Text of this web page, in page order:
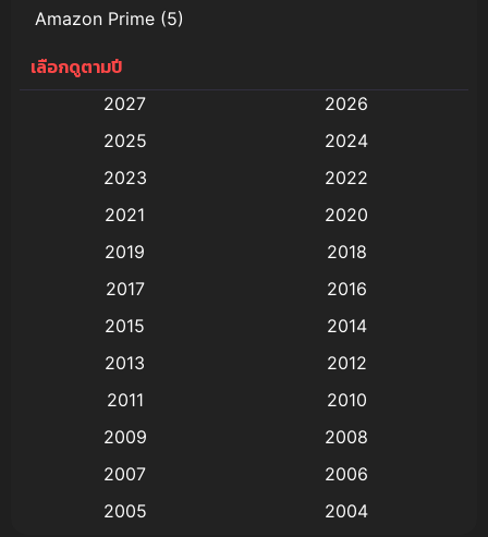
Amazon Prime (5)
Anal (ประตูหลัง)
Animation การ์ตูน
Animation อนิเมะ
Animation แอนิเมชัน
(9)
Big tits (นมใหญ่)
Bitch (ผู้หญิงร่าน)
เลือกดูตามปี
2027
2026
2025
2024
2023
2022
2021
2020
2019
2018
2017
2016
2015
2014
2013
2012
2011
2010
2009
2008
2007
2006
2005
2004